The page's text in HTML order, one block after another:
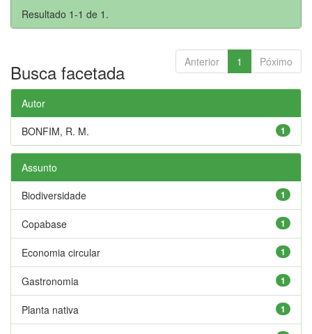
Resultado 1-1 de 1.
Anterior 1 Póximo
Busca facetada
Autor
1
BONFIM, R. M.
Assunto
1
Biodiversidade
1
Copabase
1
Economia circular
1
Gastronomia
1
Planta nativa